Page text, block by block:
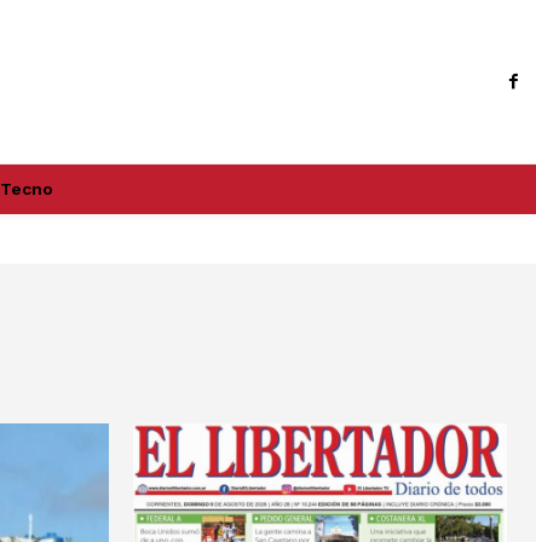
Tecno